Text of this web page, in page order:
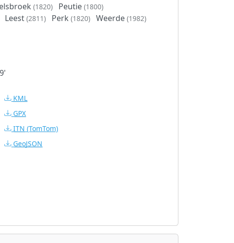
(1820) Peutie (1800)
Leest (2811) Perk (1820) Weerde (1982)
KML
GPX
ITN (TomTom)
GeoJSON